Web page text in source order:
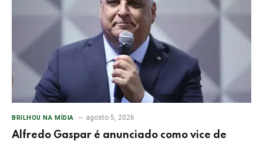
BRILHOU NA MÍDIA agosto 5, 2026
Alfredo Gaspar é anunciado como vice de